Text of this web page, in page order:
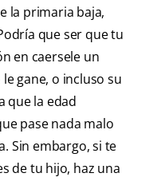
la primaria baja,
que ser que tu
en caersele un
gane, o incluso su
que la edad
pase nada malo
Sin embargo, si te
de tu hijo, haz una